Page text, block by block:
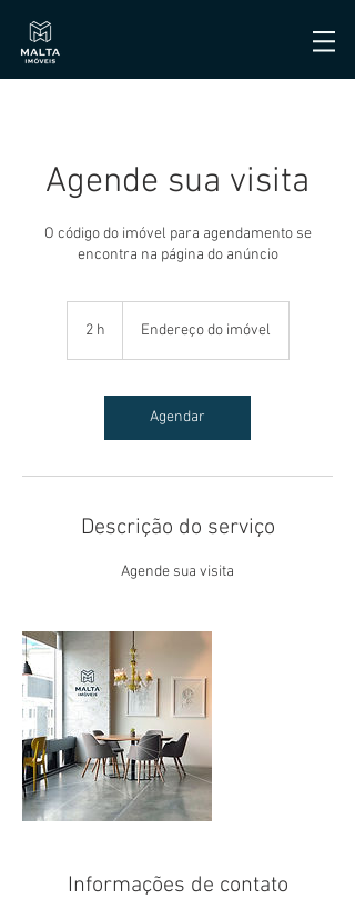
Agende sua visita
O código do imóvel para agendamento se
encontra na página do anúncio
2 h Endereço do imóvel
Agendar
Descrição do serviço
Agende sua visita
Informações de contato